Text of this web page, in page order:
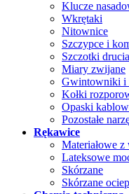
Klucze
Wkrętaki
Nitownice
Szczypce i
Szczotki
Miary zwijane
Gwintowniki i
Kołki
Opaski
Pozostałe
Rękawice
Materiałowe z
Lateksowe
Skórzane
Skórzane